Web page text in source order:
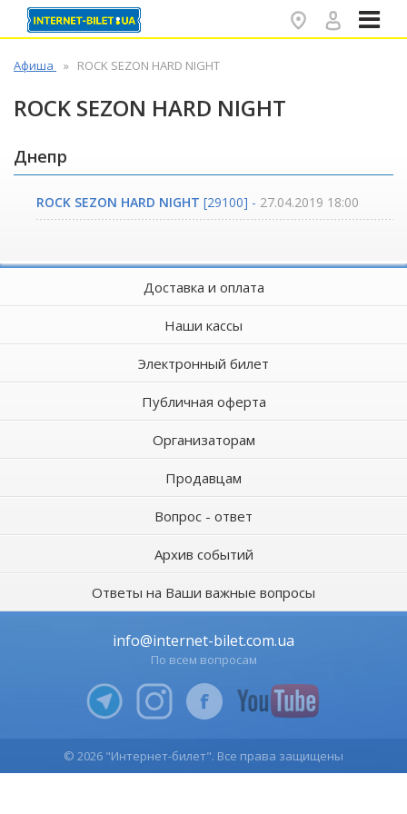
Афиша ROCK SEZON HARD NIGHT
ROCK SEZON HARD NIGHT
Днепр
ROCK SEZON HARD NIGHT [29100] - 27.04.2019 18:00
Доставка и оплата
Наши кассы
Электронный билет
Публичная оферта
Организаторам
Продавцам
Вопрос - ответ
Архив событий
Ответы на Ваши важные вопросы
info@internet-bilet.com.ua
По всем вопросам
© 2026 "Интернет-билет". Все права защищены